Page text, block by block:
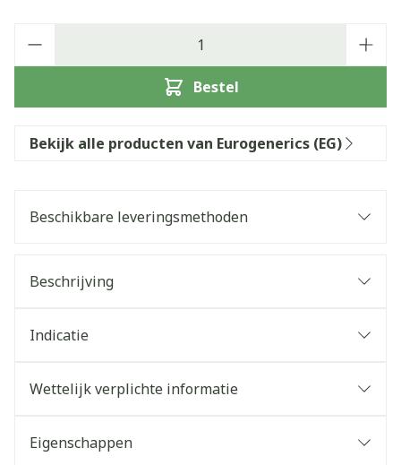
Bestel
Bekijk alle producten van Eurogenerics (EG)
Beschikbare leveringsmethoden
Beschrijving
Indicatie
Wettelijk verplichte informatie
Eigenschappen